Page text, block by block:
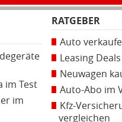
im Test
im
RATGEBER
Auto
Leasing Deals
Neuwagen
Auto-Abo im
Kfz-
vergleichen